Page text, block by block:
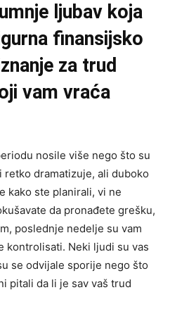
ljubav koja
finansijsko
za trud
vam vraća
nosile više nego što su
retko dramatizuje, ali duboko
kako ste planirali, vi ne
da pronađete grešku,
poslednje nedelje su vam
kontrolisati. Neki ljudi su vas
se odvijale sporije nego što
pitali da li je sav vaš trud